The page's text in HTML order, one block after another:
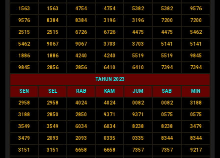
1563 1563 4754 4754 5382 5382 9576
9576 8384 8384 3196 3196 7200 7200
2515 2515 6726 6726 4475 4475 5462
5462 9067 9067 3703 3703 5141 5141
1886 1886 4240 4240 5519 5519 9845
9845 2856 2856 6410 6410 7394 7394
TAHUN 2023
SEN SEL RAB KAM JUM SAB MIN
2958 2958 4024 4024 0082 0082 3188
3188 2850 2850 9371 9371 0575 0575
3549 3549 6034 6034 8238 8238 3479
3479 2093 2093 0335 0335 8344 8344
3151 3151 6658 6658 7357 7357 9217